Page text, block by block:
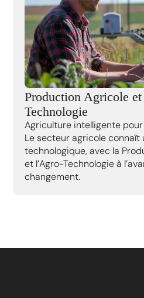
Production Agricole
Technologie
Agriculture intelligente
Le secteur agricole connaît
technologique, avec la
et l’Agro-Technologie à
changement.